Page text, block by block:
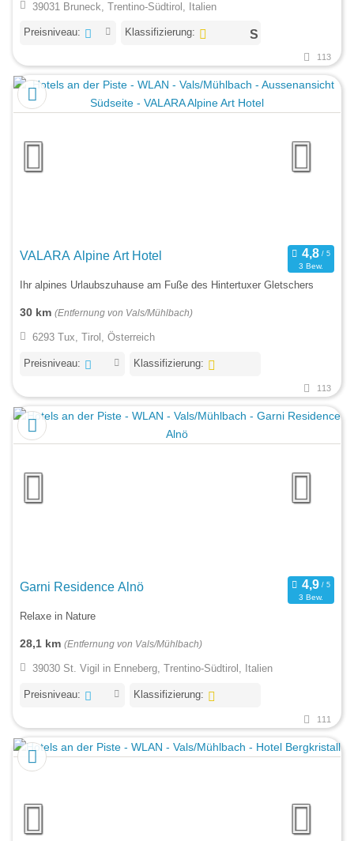
39031 Bruneck, Trentino-Südtirol, Italien
Preisniveau: Klassifizierung:
113
VALARA Alpine Art Hotel
3 Bew.
Ihr alpines Urlaubszuhause am Fuße des Hintertuxer Gletschers
30 km (Entfernung von Vals/Mühlbach)
6293 Tux, Tirol, Österreich
Preisniveau: Klassifizierung:
113
Garni Residence Alnö
3 Bew.
Relaxe in Nature
28,1 km (Entfernung von Vals/Mühlbach)
39030 St. Vigil in Enneberg, Trentino-Südtirol, Italien
Preisniveau: Klassifizierung:
111